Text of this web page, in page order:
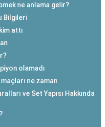
ne anlama gelir?
Bilgileri
attı
olamadı
ne zaman
ve Set Yapısı Hakkında